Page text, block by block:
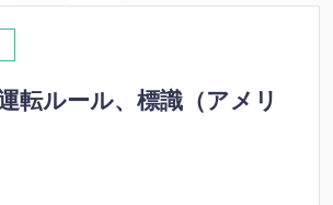
転ルール、標識（アメリ